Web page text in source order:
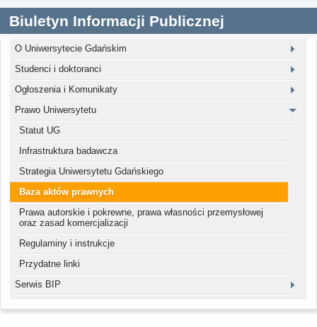
Biuletyn Informacji Publicznej
O Uniwersytecie Gdańskim
Studenci i doktoranci
Ogłoszenia i Komunikaty
Prawo Uniwersytetu
Statut UG
Infrastruktura badawcza
Strategia Uniwersytetu Gdańskiego
Baza aktów prawnych
Prawa autorskie i pokrewne, prawa własności przemysłowej
oraz zasad komercjalizacji
Regulaminy i instrukcje
Przydatne linki
Serwis BIP